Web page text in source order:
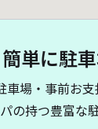
単に駐
車場・事前お
の持つ豊富な